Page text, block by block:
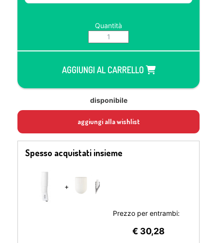
Quantità
AGGIUNGI AL CARRELLO
disponibile
aggiungi alla wishlist
Spesso acquistati insieme
+
Prezzo per entrambi:
€30,28